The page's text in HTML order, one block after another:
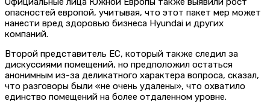
опасностей европой, учитывая, что этот пакет мер может
нанести вред здоровью бизнеса Hyundai и других
компаний.
Второй представитель ЕС, который также следил за
дискуссиями помещений, но предположил остаться
анонимным из-за деликатного характера вопроса, сказал,
что разговоры были «не очень удалены», что охватило
единство помещений на более отдаленном уровне.